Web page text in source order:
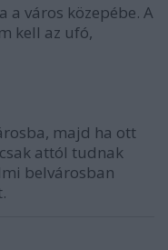
a város közepébe. A
kell az ufó,
majd ha ott
attól tudnak
belvárosban